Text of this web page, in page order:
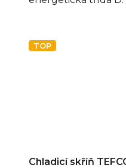
TOP
Chladicí skříň